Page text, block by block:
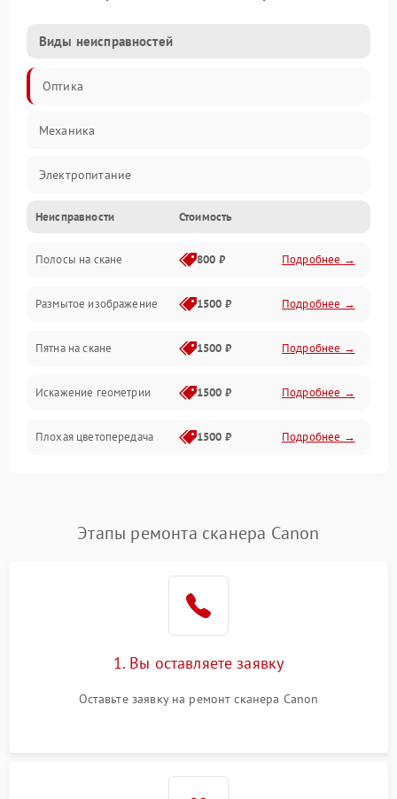
Виды неисправностей
Оптика
Механика
Электропитание
ПО
Неисправности Стоимость
Полосы на скане 800 ₽ Подробнее →
Размытое изображение 1500 ₽ Подробнее →
Пятна на скане 1500 ₽ Подробнее →
Искажение геометрии 1500 ₽ Подробнее →
Плохая цветопередача 1500 ₽ Подробнее →
Этапы ремонта сканера Canon
1. Вы оставляете заявку
Оставьте заявку на ремонт сканера Canon